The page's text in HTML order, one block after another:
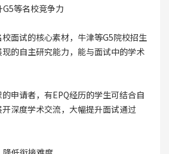
等名校竞争力
面试的核心素材，牛津等G5院校招生
的自主研究能力，能与面试中的学术
申请者，有EPQ经历的学生可结合自
深度学术交流，大幅提升面试通过